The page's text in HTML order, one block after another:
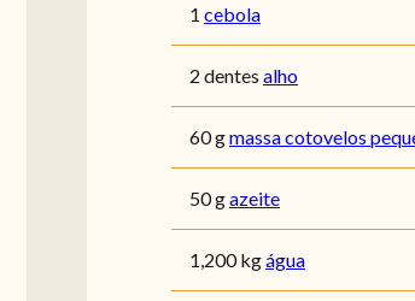
1 cebola
2 dentes alho
60 gmassa cotovelos
50 gazeite
1,200 kgágua